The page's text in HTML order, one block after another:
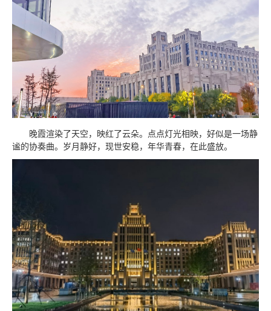
晚霞渲染了天空，映红了云朵。点点灯光相映，好似是一场静
谧的协奏曲。岁月静好，现世安稳，年华青春，在此盛放。